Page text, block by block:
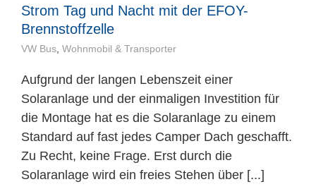
Strom Tag und Nacht mit der EFOY-
Brennstoffzelle
VW Bus Wohnmobil & Transporter
Aufgrund der langen Lebenszeit einer
Solaranlage und der einmaligen Investition für
die Montage hat es die Solaranlage zu einem
Standard auf fast jedes Camper Dach geschafft.
Zu Recht, keine Frage. Erst durch die
Solaranlage wird ein freies Stehen über [...]